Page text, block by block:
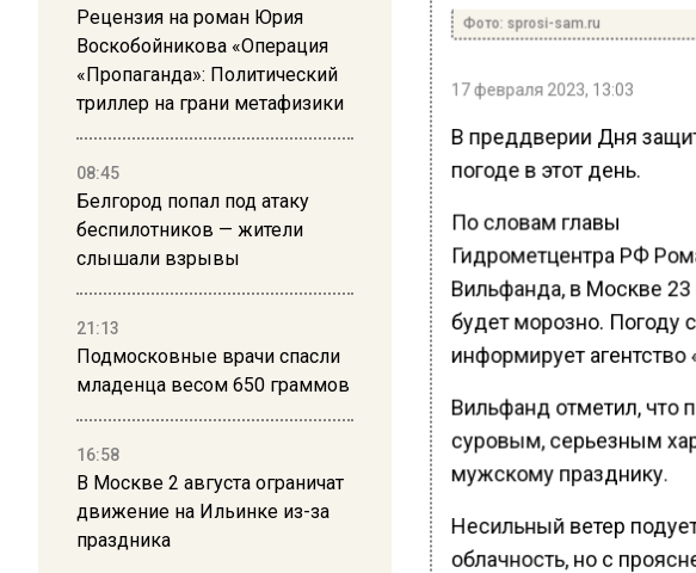
Рецензия на роман Юрия
Воскобойникова «Операция
«Пропаганда»: Политический
триллер на грани метафизики
08:45
Белгород попал под атаку
беспилотников — жители
слышали взрывы
21:13
Подмосковные врачи спасли
младенца весом 650 граммов
16:58
В Москве 2 августа ограничат
движение на Ильинке из-за
праздника
Фото: sprosi-sam.ru
17 февраля 2023, 13:03
В преддверии Дня
погоде в этот день.
По словам главы
Гидрометцентра РФ
Вильфанда, в Москве
будет морозно. Погоду
информирует агентство
Вильфанд отметил, что
суровым, серьезным
мужскому празднику.
Несильный ветер
облачность, но с